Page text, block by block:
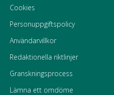
Cookies
Personuppgiftspolicy
Användarvillkor
Redaktionella riktlinjer
Granskningsprocess
Lämna ett omdöme